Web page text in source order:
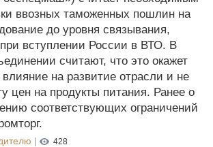
ввозных таможенных пошлин на
до уровня связывания,
вступлении России в ВТО. В
считают, что это окажет
на развитие отрасли и не
цен на продукты питания. Ранее о
соответствующих ограничений
| 428